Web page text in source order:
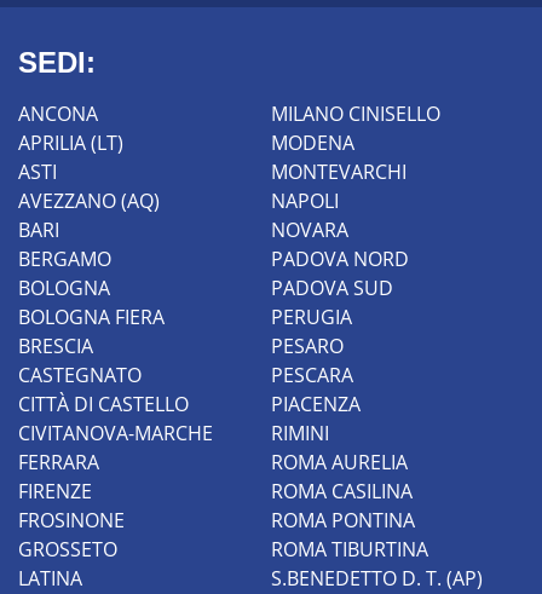
SEDI:
ANCONA
APRILIA (LT)
ASTI
AVEZZANO (AQ)
BARI
BERGAMO
BOLOGNA
BOLOGNA FIERA
BRESCIA
CASTEGNATO
CITTÀ DI CASTELLO
CIVITANOVA-MARCHE
FERRARA
FIRENZE
FROSINONE
GROSSETO
LATINA
MILANO CINISELLO
MODENA
MONTEVARCHI
NAPOLI
NOVARA
PADOVA NORD
PADOVA SUD
PERUGIA
PESARO
PESCARA
PIACENZA
RIMINI
ROMA AURELIA
ROMA CASILINA
ROMA PONTINA
ROMA TIBURTINA
S.BENEDETTO D. T. (AP)